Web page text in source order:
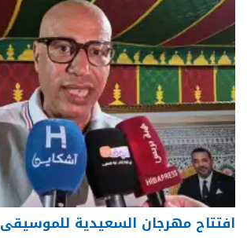
افتتاح مهرجان السعيدية للموسيقى